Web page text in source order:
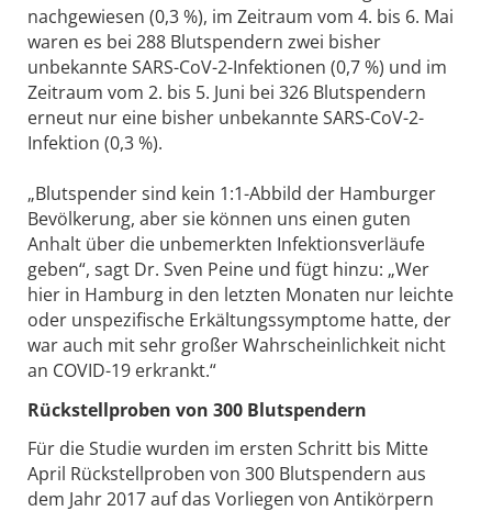
nachgewiesen (0,3 %), im Zeitraum vom 4. bis 6. Mai
waren es bei 288 Blutspendern zwei bisher
unbekannte SARS-CoV-2-Infektionen (0,7 %) und im
Zeitraum vom 2. bis 5. Juni bei 326 Blutspendern
erneut nur eine bisher unbekannte SARS-CoV-2-
Infektion (0,3 %).
„Blutspender sind kein 1:1-Abbild der Hamburger
Bevölkerung, aber sie können uns einen guten
Anhalt über die unbemerkten Infektionsverläufe
geben“, sagt Dr. Sven Peine und fügt hinzu: „Wer
hier in Hamburg in den letzten Monaten nur leichte
oder unspezifische Erkältungssymptome hatte, der
war auch mit sehr großer Wahrscheinlichkeit nicht
an COVID-19 erkrankt.“
Rückstellproben von 300 Blutspendern
Für die Studie wurden im ersten Schritt bis Mitte
April Rückstellproben von 300 Blutspendern aus
dem Jahr 2017 auf das Vorliegen von Antikörpern